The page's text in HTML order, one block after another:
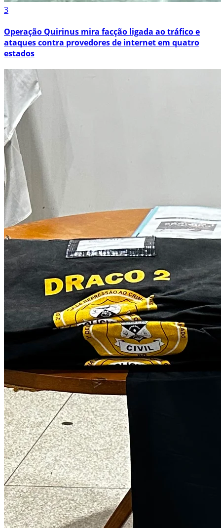
3
Operação Quirinus mira facção ligada ao tráfico e
ataques contra provedores de internet em quatro
estados